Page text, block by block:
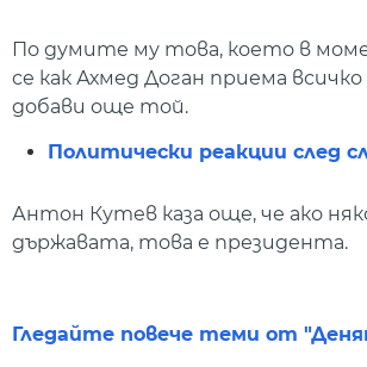
По думите му това, което в
се как Ахмед Доган приема
добави още той.
Политически реакции след
Антон Кутев каза още, че ако
държавата, това е президента.
Гледайте повече теми от